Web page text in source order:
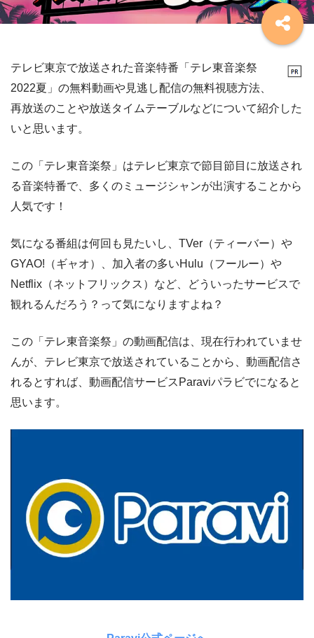
テレビ東京で放送された音楽特番「テレ東音楽祭
2022夏」の無料動画や見逃し配信の無料視聴方法、
再放送のことや放送タイムテーブルなどについて紹介した
いと思います。
この「テレ東音楽祭」はテレビ東京で節目節目に放送され
る音楽特番で、多くのミュージシャンが出演することから
人気です！
気になる番組は何回も見たいし、TVer（ティーバー）や
GYAO!（ギャオ）、加入者の多いHulu（フールー）や
Netflix（ネットフリックス）など、どういったサービスで
観れるんだろう？って気になりますよね？
この「テレ東音楽祭」の動画配信は、現在行われていませ
んが、テレビ東京で放送されていることから、動画配信さ
れるとすれば、動画配信サービスParaviパラビでになると
思います。